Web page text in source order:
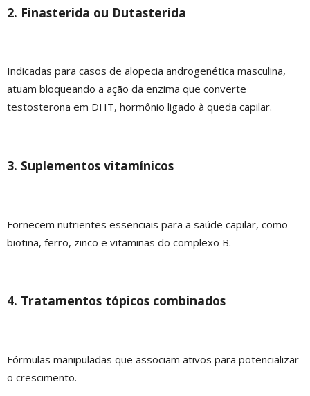
2. Finasterida ou Dutasterida
Indicadas para casos de alopecia androgenética masculina,
atuam bloqueando a ação da enzima que converte
testosterona em DHT, hormônio ligado à queda capilar.
3. Suplementos vitamínicos
Fornecem nutrientes essenciais para a saúde capilar, como
biotina, ferro, zinco e vitaminas do complexo B.
4. Tratamentos tópicos combinados
Fórmulas manipuladas que associam ativos para potencializar
o crescimento.